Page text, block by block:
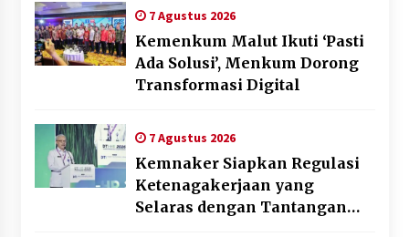
7 Agustus 2026
Kemenkum Malut Ikuti ‘Pasti
Ada Solusi’, Menkum Dorong
Transformasi Digital
7 Agustus 2026
Kemnaker Siapkan Regulasi
Ketenagakerjaan yang
Selaras dengan Tantangan